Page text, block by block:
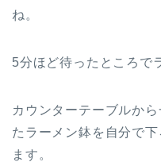
ね。
5分ほど待ったところで
カウンターテーブルか
たラーメン鉢を自分で
ます。